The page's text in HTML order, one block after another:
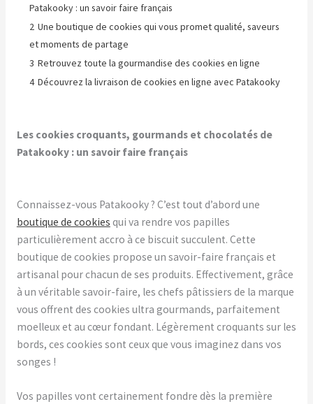
Patakooky : un savoir faire français
2 Une boutique de cookies qui vous promet qualité, saveurs
et moments de partage
3 Retrouvez toute la gourmandise des cookies en ligne
4 Découvrez la livraison de cookies en ligne avec Patakooky
Les cookies croquants, gourmands et chocolatés de
Patakooky : un savoir faire français
Connaissez-vous Patakooky ? C’est tout d’abord une
boutique de cookies qui va rendre vos papilles
particulièrement accro à ce biscuit succulent. Cette
boutique de cookies propose un savoir-faire français et
artisanal pour chacun de ses produits. Effectivement, grâce
à un véritable savoir-faire, les chefs pâtissiers de la marque
vous offrent des cookies ultra gourmands, parfaitement
moelleux et au cœur fondant. Légèrement croquants sur les
bords, ces cookies sont ceux que vous imaginez dans vos
songes !
Vos papilles vont certainement fondre dès la première